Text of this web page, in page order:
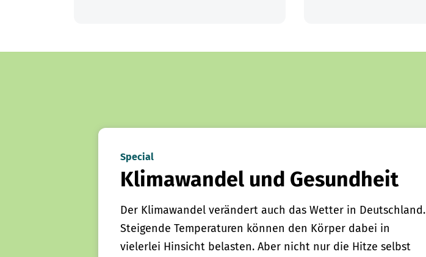
Special
Klimawandel und Gesundheit
Der Klimawandel verändert auch das Wetter in Deutschland.
Steigende Temperaturen können den Körper dabei in
vielerlei Hinsicht belasten. Aber nicht nur die Hitze selbst